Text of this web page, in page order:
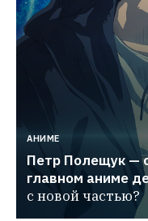
АНИМЕ
Петр Полещук —
главном аниме
с новой частью?